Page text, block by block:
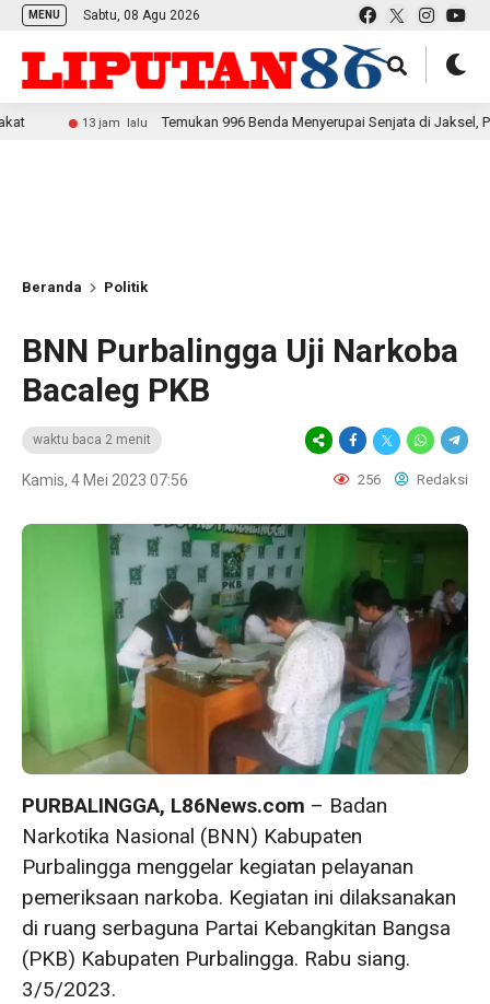
MENU Sabtu, 08 Agu 2026
13 jam lalu Temukan 996 Benda Menyerupai Senjata di Jaksel, Polda
Beranda Politik
BNN Purbalingga Uji Narkoba
Bacaleg PKB
waktu baca 2 menit
Kamis, 4 Mei 2023 07:56 256 Redaksi
PURBALINGGA, L86News.com – Badan
Narkotika Nasional (BNN) Kabupaten
Purbalingga menggelar kegiatan pelayanan
pemeriksaan narkoba. Kegiatan ini dilaksanakan
di ruang serbaguna Partai Kebangkitan Bangsa
(PKB) Kabupaten Purbalingga. Rabu siang.
3/5/2023.